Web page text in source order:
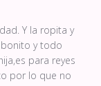
Y la ropita y
bonito y todo
para reyes
por lo que no